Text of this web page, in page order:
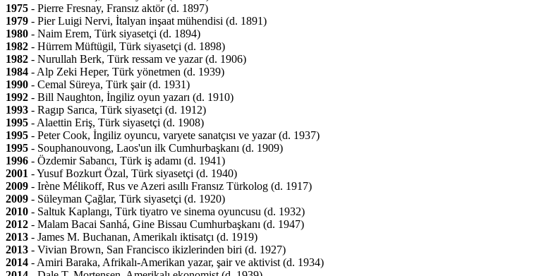
1975 - Pierre Fresnay, Fransız aktör (d. 1897)
1979 - Pier Luigi Nervi, İtalyan inşaat mühendisi (d. 1891)
1980 - Naim Erem, Türk siyasetçi (d. 1894)
1982 - Hürrem Müftügil, Türk siyasetçi (d. 1898)
1982 - Nurullah Berk, Türk ressam ve yazar (d. 1906)
1984 - Alp Zeki Heper, Türk yönetmen (d. 1939)
1990 - Cemal Süreya, Türk şair (d. 1931)
1992 - Bill Naughton, İngiliz oyun yazarı (d. 1910)
1993 - Ragıp Sarıca, Türk siyasetçi (d. 1912)
1995 - Alaettin Eriş, Türk siyasetçi (d. 1908)
1995 - Peter Cook, İngiliz oyuncu, varyete sanatçısı ve yazar (d. 1937)
1995 - Souphanouvong, Laos'un ilk Cumhurbaşkanı (d. 1909)
1996 - Özdemir Sabancı, Türk iş adamı (d. 1941)
2001 - Yusuf Bozkurt Özal, Türk siyasetçi (d. 1940)
2009 - Irène Mélikoff, Rus ve Azeri asıllı Fransız Türkolog (d. 1917)
2009 - Süleyman Çağlar, Türk siyasetçi (d. 1920)
2010 - Saltuk Kaplangı, Türk tiyatro ve sinema oyuncusu (d. 1932)
2012 - Malam Bacai Sanhá, Gine Bissau Cumhurbaşkanı (d. 1947)
2013 - James M. Buchanan, Amerikalı iktisatçı (d. 1919)
2013 - Vivian Brown, San Francisco ikizlerinden biri (d. 1927)
2014 - Amiri Baraka, Afrikalı-Amerikan yazar, şair ve aktivist (d. 1934)